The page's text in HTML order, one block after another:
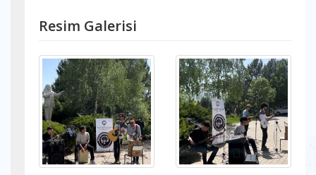
Resim Galerisi